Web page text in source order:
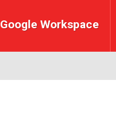
Google Workspace